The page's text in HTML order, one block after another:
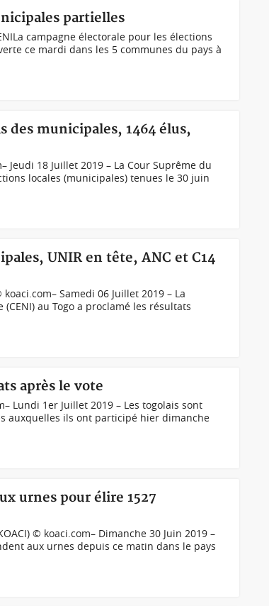
partielles
campagne électorale pour les élections
ce mardi dans les 5 communes du pays à
des municipales, 1464 élus,
Jeudi 18 Juillet 2019 – La Cour Suprême du
locales (municipales) tenues le 30 juin
UNIR en tête, ANC et C14
Samedi 06 Juillet 2019 – La
au Togo a proclamé les résultats
après le vote
Lundi 1er Juillet 2019 – Les togolais sont
auxquelles ils ont participé hier dimanche
urnes pour élire 1527
© koaci.com– Dimanche 30 Juin 2019 –
aux urnes depuis ce matin dans le pays